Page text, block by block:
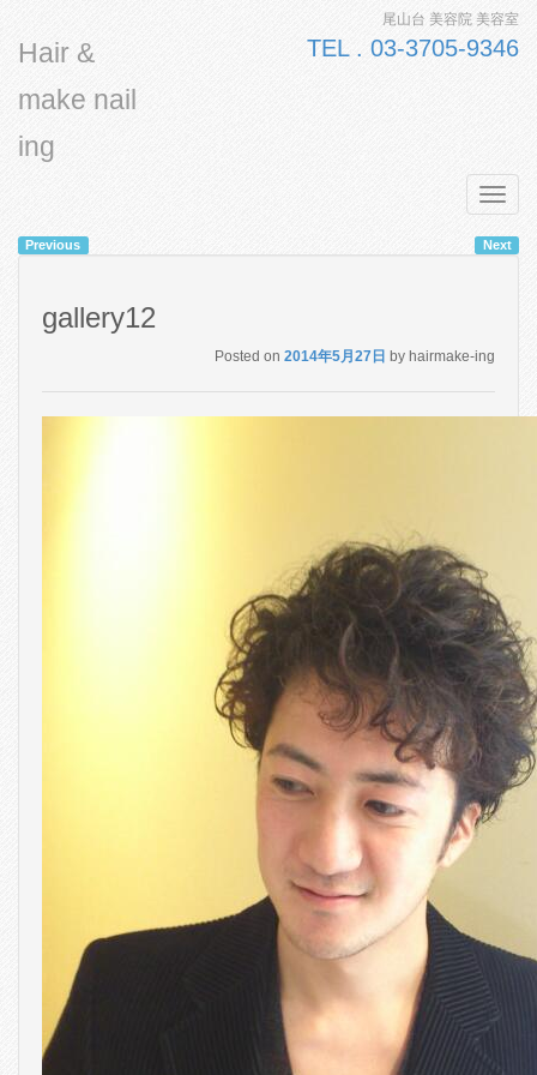
Hair &
make nail
ing
尾山台 美容院 美容室
TEL . 03-3705-9346
Previous Next
gallery12
Posted on 2014年5月27日 by hairmake-ing